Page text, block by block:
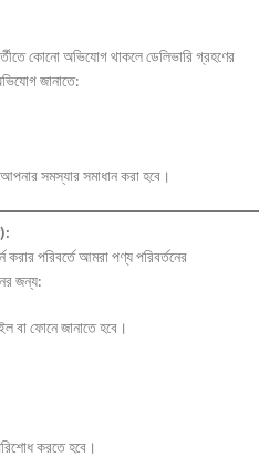
কোনো অভিযোগ থাকলে ডেলিভারি গ্রহণের
জানাতে:
সমস্যার সমাধান করা হবে।
পরিবর্তে আমরা পণ্য পরিবর্তনের
জন্য:
বা ফোনে জানাতে হবে।
করতে হবে।